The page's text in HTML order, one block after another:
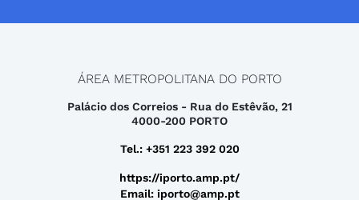
ÁREA METROPOLITANA DO PORTO
Palácio dos Correios - Rua do Estêvão, 21
4000-200 PORTO
Tel.: +351 223 392 020
https://iporto.amp.pt/
Email: iporto@amp.pt